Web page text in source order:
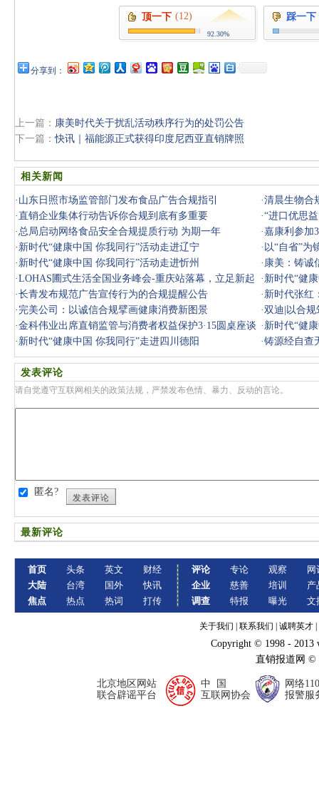
顶一下 (12)
92.30%
踩一下
分享到：
上一篇： 康美时代关于扰乱活动秩序行为的处罚公告
下一篇：快讯｜福能源正式获得印度尼西亚直销牌照
相关新闻
· 山东日照市场监管部门发布食品广告合规指引 ·清晨生物合
·直销企业集体行动告诉你合规到底有多重要 ·“进口优思
我们将广
·总局启动网络食品安全合规提质行动 为期一年 ·嘉康利参加
· 新时代“健康中国 你我同行”活动走进辽宁 · 以“自省”为
· 新时代“健康中国 你我同行”活动走进忻州 · 康美：铸诚
·LOHAS圃式生活全国业务峰会-重庆站落幕，立足新起
点，我们再出
· 新时代“健
·长青发布规范广告宣传行为的合规提醒公告 · 新时代张红
· 完美公司：以诚信合规擘画健康消费新图景 ·双迪|以合
·金科伟业出席直销监管与消费者权益保护3·15圆桌座谈
并部署合
· 新时代“健
· 新时代“健康中国 你我同行”走进四川德阳 ·铸源经自查
发表评论
请自觉遵守互联网相关的政策法规，严禁发布色情、暴力、反动的言论。
匿名?
发表评论
最新评论
首页
大陆
焦点
头条
台湾
热点
英文
国外
热词
财经
快讯
打传
评论
企业
调查
专论
慈善
特报
观察
培训
曝光
网
产
文
关于我们 联系我们 诚聘英才
Copyright © 1998 - 2013
直销报道网
北京地区网站
联合辟谣平台
中 国
互联网协会
网络110
报警服